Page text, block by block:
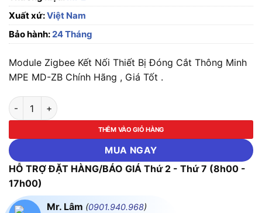
Xuất xứ:Việt Nam
Bảo hành: 24 Tháng
Module Zigbee Kết Nối Thiết Bị Đóng Cắt Thông Minh
MPE MD-ZB Chính Hãng , Giá Tốt .
Module Zigbee Kết Nối Thiết Bị Đóng Cắt Thông Minh MPE
THÊM VÀO GIỎ HÀNG
MUA NGAY
HỖ TRỢ ĐẶT HÀNG/BÁO GIÁ Thứ 2 - Thứ 7 (8h00 -
17h00)
Mr. Lâm (0901.940.968)